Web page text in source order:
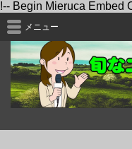
!-- Begin Mieruca Embed
メニュー